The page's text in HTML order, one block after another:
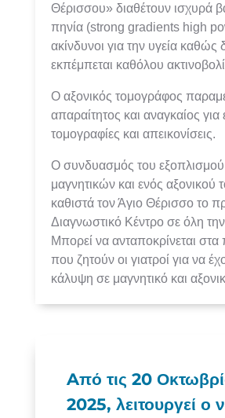
Θέρισσου» διαθέτουν ισχυρά
πηνία (strong gradients high
ακίνδυνοι για την υγεία καθώς
εκπέμπεται καθόλου
Ο αξονικός τομογράφος
απαραίτητος και αναγκαίος για
τομογραφίες και απεικονίσεις.
Ο συνδυασμός του εξοπλισμού
μαγνητικών και ενός αξονικού
καθιστά τον Άγιο Θέρισσο το
Διαγνωστικό Κέντρο σε όλη
Μπορεί να ανταποκρίνεται
που ζητούν οι γιατροί για να
κάλυψη σε μαγνητικό και
Aπό τις 20
2025, λειτουργεί ο